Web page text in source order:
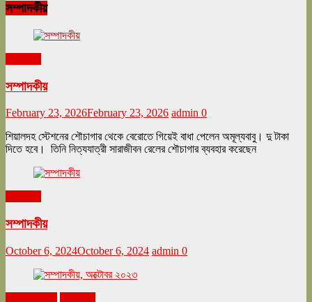
সম্পাদকীয়
সম্পাদকীয়
February 23, 2026February 23, 2026 admin 0
শিয়ালদহ স্টেশনের শৌচাগার থেকে বেরোতে গিয়েই বাধা পেলেন অমূল্যবাবু। দু টাকা
দিতে হবে। তিনি নিত্যযাত্রী সারাজীবন রেলের শৌচাগার ব্যবহার করেছেন
সম্পাদকীয়
October 6, 2024October 6, 2024 admin 0